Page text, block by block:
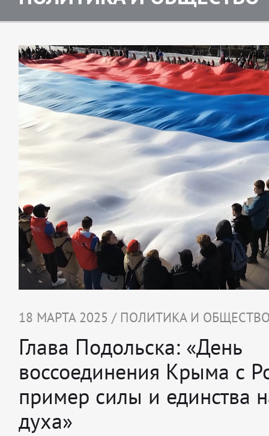
18 МАРТА 2025 / ПОЛИТИКА И
Глава Подольска: «День
воссоединения Крыма с
пример силы и единства
духа»